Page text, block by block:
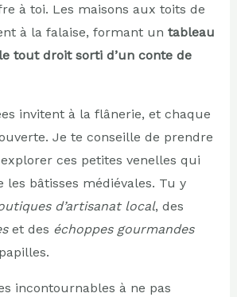
à toi. Les maisons aux toits de
à la falaise, formant un tableau
tout droit sorti d’un conte de
invitent à la flânerie, et chaque
Je te conseille de prendre
ces petites venelles qui
les bâtisses médiévales. Tu y
d’artisanat local, des
et des échoppes gourmandes
incontournables à ne pas